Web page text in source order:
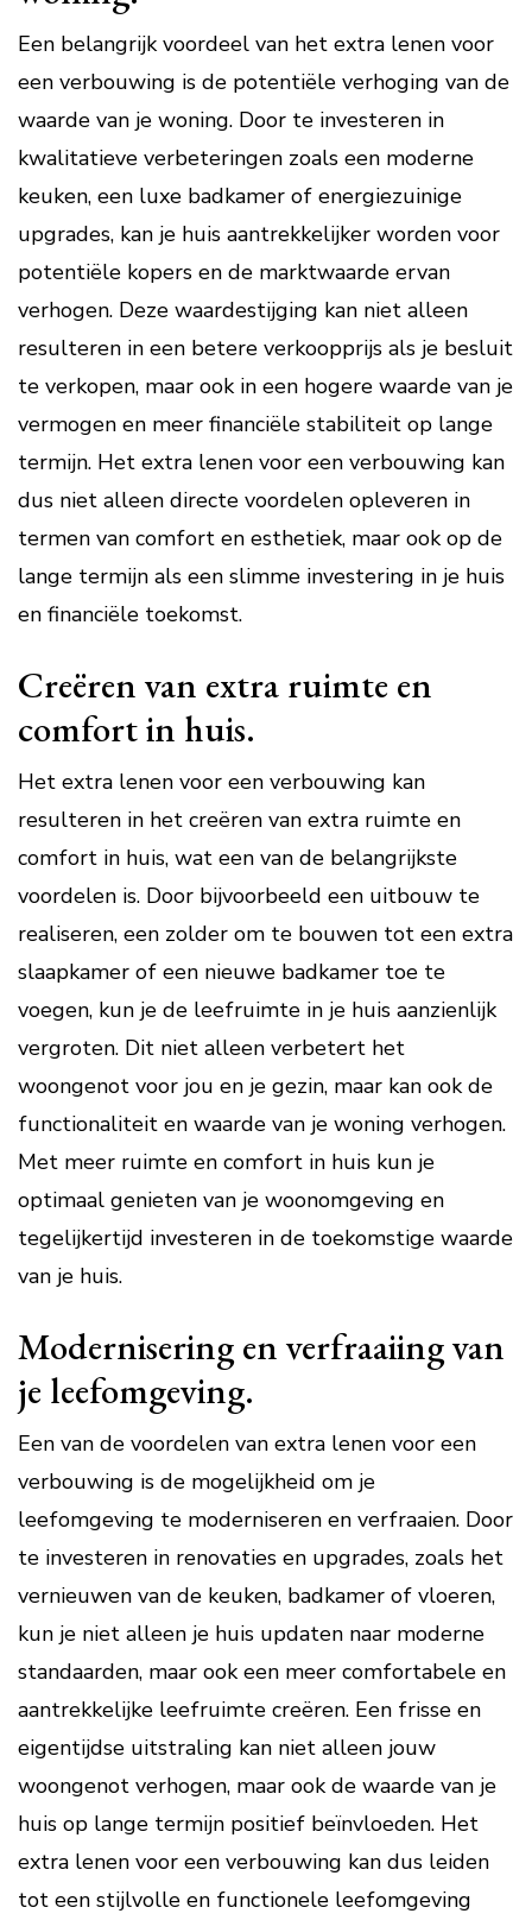
Een belangrijk voordeel van het extra lenen voor
een verbouwing is de potentiële verhoging van de
waarde van je woning. Door te investeren in
kwalitatieve verbeteringen zoals een moderne
keuken, een luxe badkamer of energiezuinige
upgrades, kan je huis aantrekkelijker worden voor
potentiële kopers en de marktwaarde ervan
verhogen. Deze waardestijging kan niet alleen
resulteren in een betere verkoopprijs als je besluit
te verkopen, maar ook in een hogere waarde van je
vermogen en meer financiële stabiliteit op lange
termijn. Het extra lenen voor een verbouwing kan
dus niet alleen directe voordelen opleveren in
termen van comfort en esthetiek, maar ook op de
lange termijn als een slimme investering in je huis
en financiële toekomst.
Creëren van extra ruimte en
comfort in huis.
Het extra lenen voor een verbouwing kan
resulteren in het creëren van extra ruimte en
comfort in huis, wat een van de belangrijkste
voordelen is. Door bijvoorbeeld een uitbouw te
realiseren, een zolder om te bouwen tot een extra
slaapkamer of een nieuwe badkamer toe te
voegen, kun je de leefruimte in je huis aanzienlijk
vergroten. Dit niet alleen verbetert het
woongenot voor jou en je gezin, maar kan ook de
functionaliteit en waarde van je woning verhogen.
Met meer ruimte en comfort in huis kun je
optimaal genieten van je woonomgeving en
tegelijkertijd investeren in de toekomstige waarde
van je huis.
Modernisering en verfraaiing van
je leefomgeving.
Een van de voordelen van extra lenen voor een
verbouwing is de mogelijkheid om je
leefomgeving te moderniseren en verfraaien. Door
te investeren in renovaties en upgrades, zoals het
vernieuwen van de keuken, badkamer of vloeren,
kun je niet alleen je huis updaten naar moderne
standaarden, maar ook een meer comfortabele en
aantrekkelijke leefruimte creëren. Een frisse en
eigentijdse uitstraling kan niet alleen jouw
woongenot verhogen, maar ook de waarde van je
huis op lange termijn positief beïnvloeden. Het
extra lenen voor een verbouwing kan dus leiden
tot een stijlvolle en functionele leefomgeving